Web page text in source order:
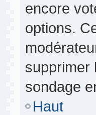
encore
options.
supprimer
sondage
Haut